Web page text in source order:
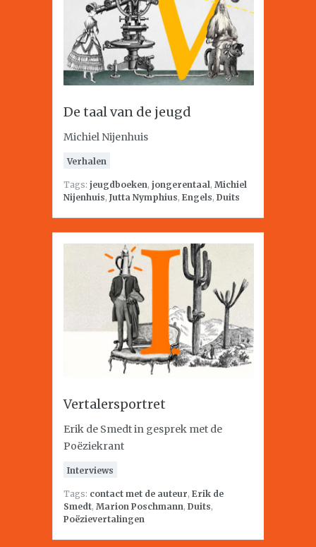
De taal van de jeugd
Michiel Nijenhuis
Verhalen
Tags: jeugdboeken, jongerentaal, Michiel
Nijenhuis, Jutta Nymphius, Engels, Duits
Vertalersportret
Erik de Smedt in gesprek met de
Poëziekrant
Interviews
Tags: contact met de auteur, Erik de
Smedt, Marion Poschmann, Duits,
Poëzievertalingen